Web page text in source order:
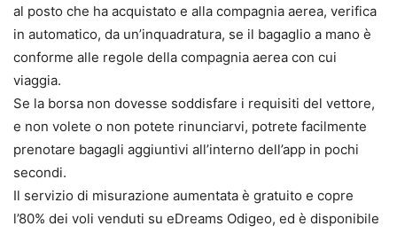
al posto che ha acquistato e alla compagnia aerea, verifica
in automatico, da un’inquadratura, se il bagaglio a mano è
conforme alle regole della compagnia aerea con cui
viaggia.
Se la borsa non dovesse soddisfare i requisiti del vettore,
e non volete o non potete rinunciarvi, potrete facilmente
prenotare bagagli aggiuntivi all’interno dell’app in pochi
secondi.
Il servizio di misurazione aumentata è gratuito e copre
l’80% dei voli venduti su eDreams Odigeo, ed è disponibile